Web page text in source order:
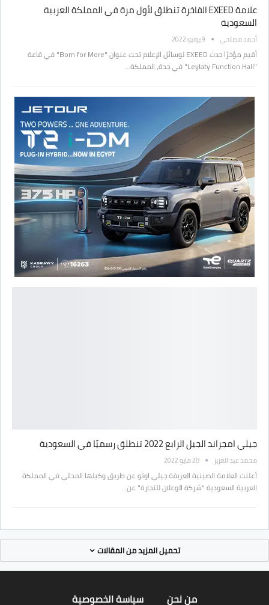
علامة EXEED الفاخرة تنطلق لأول مرة في المملكة العربية
السعودية
أحمد مصلحي 9 يونيو 2022
أقيم مؤخرًا حدث EXEED لوسائل الإعلام تحت عنوان "Born for More" في قاعة
"Leylaty Function Hall" في جدة، المملكة…
جيلي امجراند الجيل الرابع 2022 تنطلق رسميًا في السعودية
محمد عبد العزيز 28 مايو 2022
أعلنت العلامة الصينية العريقة جيلي اوتو عن طريق وكيلها المحلي في المملكة
العربية السعودية "شركة الوعلان للتجارة" عن…
تحميل المزيد من المقالات
من نحن سياسة الخصوصية